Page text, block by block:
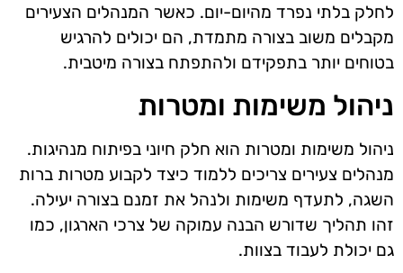
לחלק בלתי נפרד מהיום-יום. כאשר המנהלים הצעירים
מקבלים משוב בצורה מתמדת, הם יכולים להרגיש
בטוחים יותר בתפקידם ולהתפתח בצורה מיטבית.
ניהול משימות ומטרות
ניהול משימות ומטרות הוא חלק חיוני בפיתוח מנהיגות.
מנהלים צעירים צריכים ללמוד כיצד לקבוע מטרות ברות
השגה, לתעדף משימות ולנהל את זמנם בצורה יעילה.
זהו תהליך שדורש הבנה עמוקה של צרכי הארגון, כמו
גם יכולת לעבוד בצוות.